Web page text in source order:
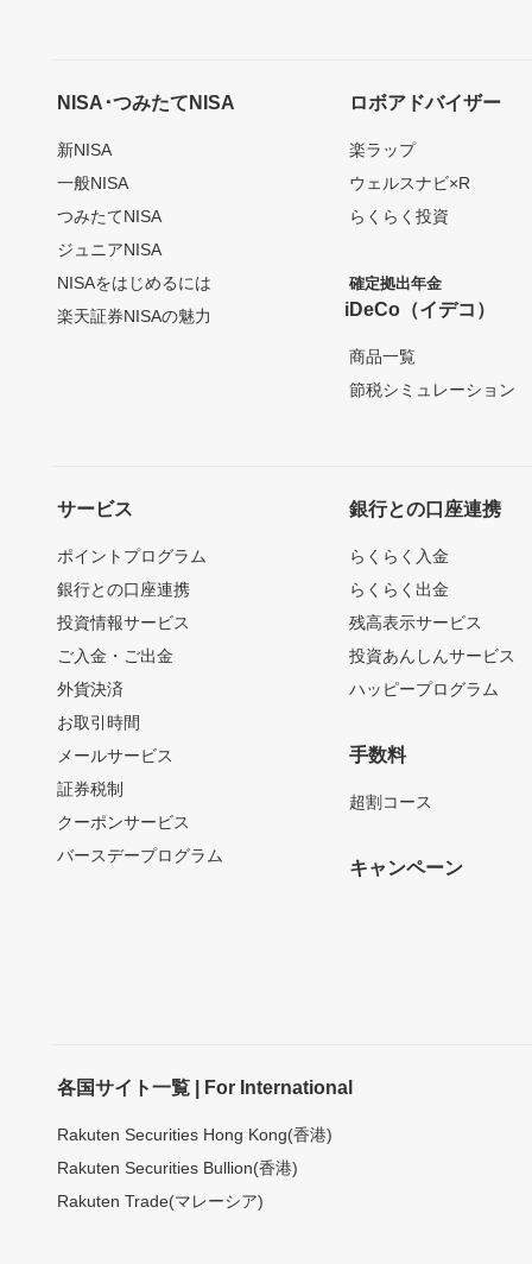
NISA･つみたてNISA
新NISA
一般NISA
つみたてNISA
ジュニアNISA
NISAをはじめるには
楽天証券NISAの魅力
ロボアドバイザー
楽ラップ
ウェルスナビ×R
らくらく投資
確定拠出年金
iDeCo（イデコ）
商品一覧
節税シミュレーション
サービス
ポイントプログラム
銀行との口座連携
投資情報サービス
ご入金・ご出金
外貨決済
お取引時間
メールサービス
証券税制
クーポンサービス
バースデープログラム
銀行との口座連携
らくらく入金
らくらく出金
残高表示サービス
投資あんしんサービス
ハッピープログラム
手数料
超割コース
キャンペーン
各国サイト一覧 | For International
Rakuten Securities Hong Kong(香港)
Rakuten Securities Bullion(香港)
Rakuten Trade(マレーシア)